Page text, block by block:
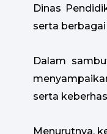
Dinas
serta
Dalam
serta
Menurutnya,